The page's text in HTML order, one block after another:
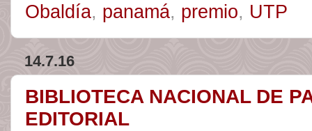
Obaldía, panamá, premio, UTP
14.7.16
BIBLIOTECA NACIONAL DE
EDITORIAL